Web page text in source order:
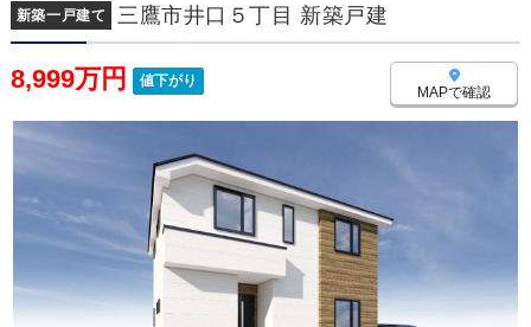
新築一戸建て 三鷹市井口５丁目 新築戸建
8,999万円 値下がり
MAPで確認